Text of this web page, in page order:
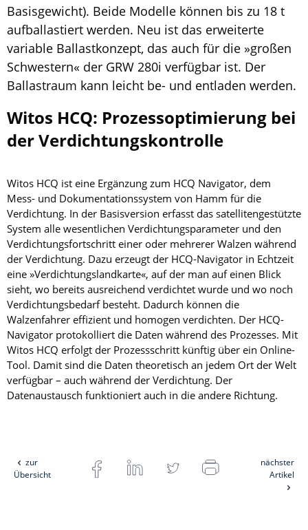
Basisgewicht). Beide Modelle können bis zu 18 t
aufballastiert werden. Neu ist das erweiterte
variable Ballastkonzept, das auch für die »großen
Schwestern« der GRW 280i verfügbar ist. Der
Ballastraum kann leicht be- und entladen werden.
Witos HCQ: Prozessoptimierung bei
der Verdichtungskontrolle
Witos HCQ ist eine Ergänzung zum HCQ Navigator, dem
Mess- und Dokumentationssystem von Hamm für die
Verdichtung. In der Basisversion erfasst das satellitengestützte
System alle wesentlichen Verdichtungsparameter und den
Verdichtungsfortschritt einer oder mehrerer Walzen während
der Verdichtung. Dazu erzeugt der HCQ-Navigator in Echtzeit
eine »Verdichtungslandkarte«, auf der man auf einen Blick
sieht, wo bereits ausreichend verdichtet wurde und wo noch
Verdichtungsbedarf besteht. Dadurch können die
Walzenfahrer effizient und homogen verdichten. Der HCQ-
Navigator protokolliert die Daten während des Prozesses. Mit
Witos HCQ erfolgt der Prozessschritt künftig über ein Online-
Tool. Damit sind die Daten theoretisch an jedem Ort der Welt
verfügbar – auch während der Verdichtung. Der
Datenaustausch funktioniert auch in die andere Richtung.
zur
Übersicht
nächster
Artikel